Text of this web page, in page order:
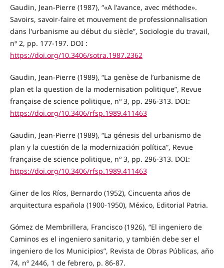
Gaudin, Jean-Pierre (1987), “«A l'avance, avec méthode».
Savoirs, savoir-faire et mouvement de professionnalisation
dans l'urbanisme au début du siècle”, Sociologie du travail,
nº 2, pp. 177-197. DOI :
https://doi.org/10.3406/sotra.1987.2362
Gaudin, Jean-Pierre (1989), “La genèse de l’urbanisme de
plan et la question de la modernisation politique”, Revue
française de science politique, nº 3, pp. 296-313. DOI:
https://doi.org/10.3406/rfsp.1989.411463
Gaudin, Jean-Pierre (1989), “La génesis del urbanismo de
plan y la cuestión de la modernización política”, Revue
française de science politique, nº 3, pp. 296-313. DOI:
https://doi.org/10.3406/rfsp.1989.411463
Giner de los Ríos, Bernardo (1952), Cincuenta años de
arquitectura española (1900-1950), México, Editorial Patria.
Gómez de Membrillera, Francisco (1926), “El ingeniero de
Caminos es el ingeniero sanitario, y también debe ser el
ingeniero de los Municipios”, Revista de Obras Públicas, año
74, nº 2446, 1 de febrero, p. 86-87.